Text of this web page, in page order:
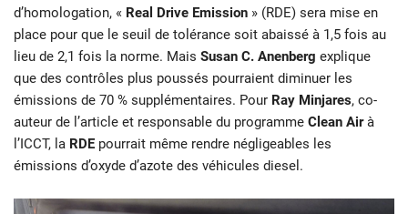
d’homologation, « Real Drive Emission » (RDE) sera mise en
place pour que le seuil de tolérance soit abaissé à 1,5 fois au
lieu de 2,1 fois la norme. Mais Susan C. Anenberg explique
que des contrôles plus poussés pourraient diminuer les
émissions de 70 % supplémentaires. Pour Ray Minjares, co-
auteur de l’article et responsable du programme Clean Airà
l’ICCT, la RDE pourrait même rendre négligeables les
émissions d’oxyde d’azote des véhicules diesel.